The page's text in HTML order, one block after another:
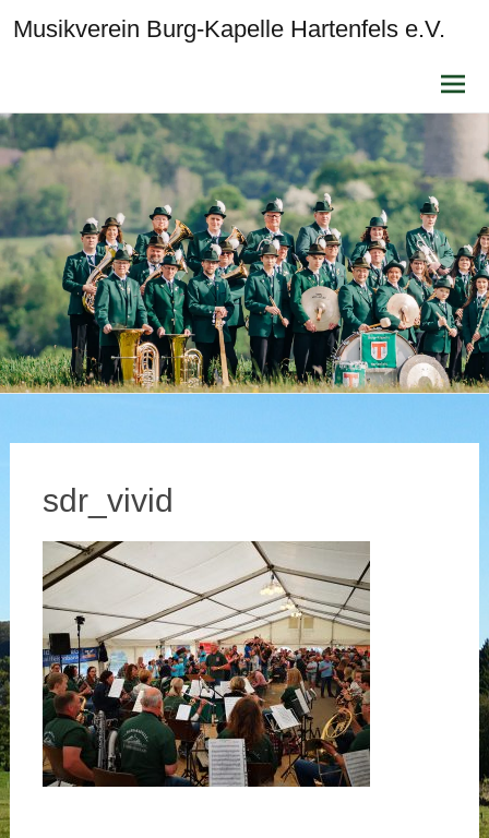
Musikverein Burg-Kapelle Hartenfels e.V.
Inhalt
sdr_vivid